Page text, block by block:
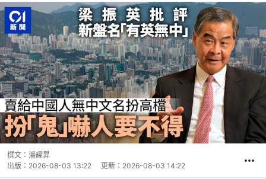
撰文： 潘耀昇
出版： 2026-08-03 13:22 更新： 2026-08-03 14:22